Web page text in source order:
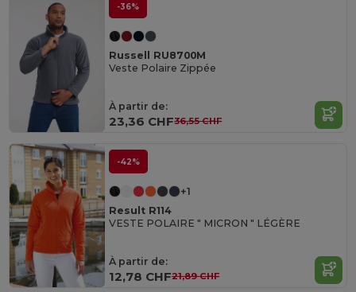
-36%
Russell RU8700M
Veste Polaire Zippée
À partir de:
23,36 CHF36,55 CHF
-42%
+1
Result R114
VESTE POLAIRE " MICRON " LÉGÈRE
À partir de:
12,78 CHF21,89 CHF